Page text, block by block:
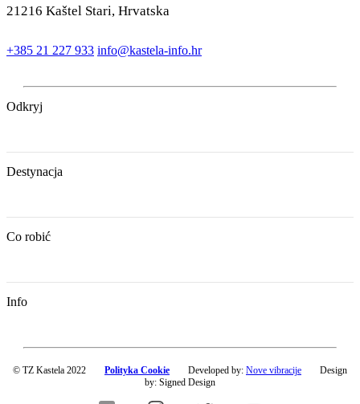
21216 Kaštel Stari, Hrvatska
+385 21 227 933 info@kastela-info.hr
Odkryj
Destynacja
Co robić
Info
© TZ Kastela 2022 Polityka Cookie Developed by: Nove vibracije
Design
by: Signed Design